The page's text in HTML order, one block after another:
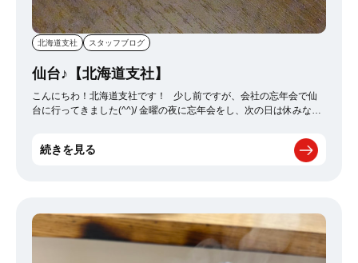
北海道支社 スタッフブログ
仙台♪【北海道支社】
こんにちわ！北海道支社です！ 少し前ですが、会社の忘年会で仙
台に行ってきました(^^)/ 金曜の夜に忘年会をし、次の日は休みなの
サンのホットドッグを食べました♪おいしかったです(*^_^*) そのあ
ったです～(^^)/♪ また機会があったら仙台行きたいです(*^_^*) 今週
続きを見る